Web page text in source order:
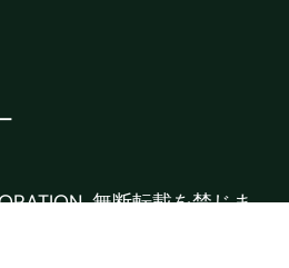
無断転載を禁じま